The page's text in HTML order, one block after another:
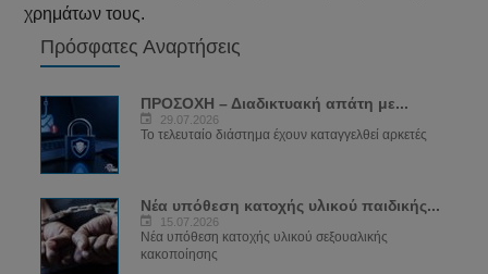
χρημάτων τους.
Πρόσφατες Αναρτήσεις
ΠΡΟΣΟΧΗ – Διαδικτυακή απάτη με...
29.07.2026
Το τελευταίο διάστημα έχουν καταγγελθεί αρκετές
Νέα υπόθεση κατοχής υλικού παιδικής...
15.07.2026
Νέα υπόθεση κατοχής υλικού σεξουαλικής
κακοποίησης